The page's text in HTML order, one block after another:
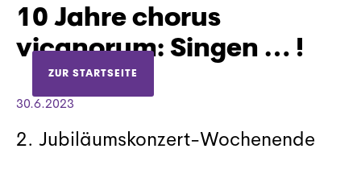
ZUR STARTSEITE
10 Jahre chorus
vicanorum: Singen … !
30.6.2023
2. Jubiläumskonzert-Wochenende